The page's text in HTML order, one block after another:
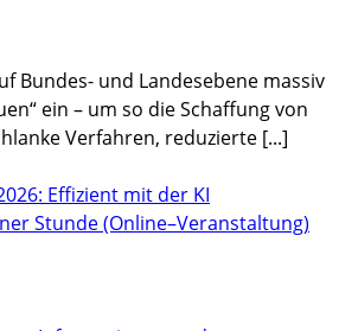
Bundes- und Landesebene massiv
ein – um so die Schaffung von
Verfahren, reduzierte [...]
Effizient mit der KI
Stunde (Online–Veranstaltung)